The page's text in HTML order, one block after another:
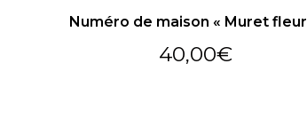
Numéro de maison « Muret
40,00€